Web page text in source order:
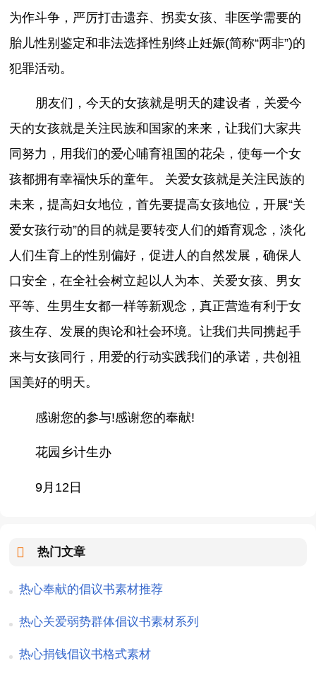
为作斗争，严厉打击遗弃、拐卖女孩、非医学需要的
胎儿性别鉴定和非法选择性别终止妊娠(简称“两非”)的
犯罪活动。
朋友们，今天的女孩就是明天的建设者，关爱今
天的女孩就是关注民族和国家的来来，让我们大家共
同努力，用我们的爱心哺育祖国的花朵，使每一个女
孩都拥有幸福快乐的童年。 关爱女孩就是关注民族的
未来，提高妇女地位，首先要提高女孩地位，开展“关
爱女孩行动”的目的就是要转变人们的婚育观念，淡化
人们生育上的性别偏好，促进人的自然发展，确保人
口安全，在全社会树立起以人为本、关爱女孩、男女
平等、生男生女都一样等新观念，真正营造有利于女
孩生存、发展的舆论和社会环境。让我们共同携起手
来与女孩同行，用爱的行动实践我们的承诺，共创祖
国美好的明天。
感谢您的参与!感谢您的奉献!
花园乡计生办
9月12日
热门文章
热心奉献的倡议书素材推荐
热心关爱弱势群体倡议书素材系列
热心捐钱倡议书格式素材